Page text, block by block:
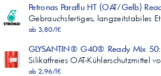
Petronas Paraflu HT (OAT/Gelb)
Gebrauchsfertiges, langzeitstabiles
ab 3,80/l€
GLYSANTIN® G40® Ready Mix
Silikatfreies OAT-Kühlerschutzmittel
ab 2,96/l€